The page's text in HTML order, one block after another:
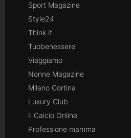
Sport Magazine
Style24
Think.it
Tuobenessere
Viaggiamo
Nonne Magazine
Milano Cortina
Luxury Club
Il Calcio Online
Professione mamma